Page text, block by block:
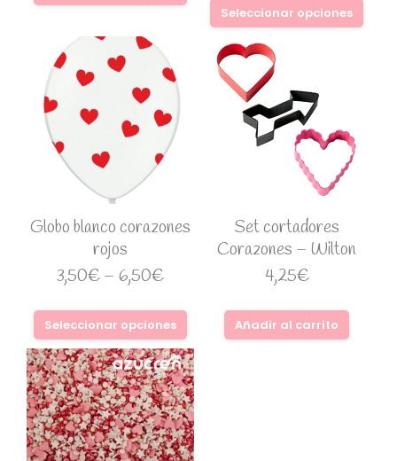
Seleccionar opciones
Globo blanco corazones
rojos
3,50€– 6,50€
Seleccionar opciones
Set cortadores
Corazones – Wilton
4,25€
Añadir al carrito